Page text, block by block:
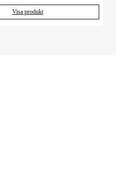
Visa produkt